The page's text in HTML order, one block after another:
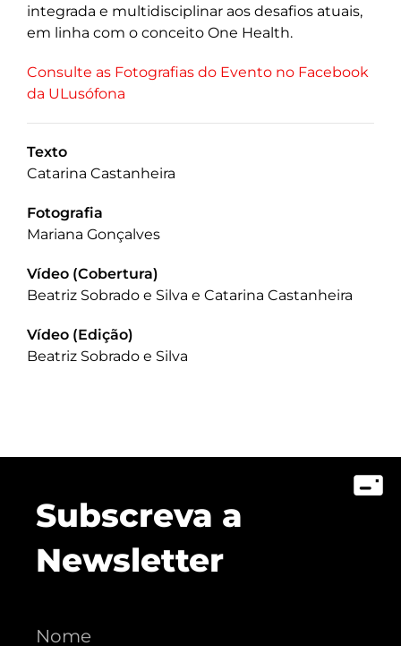
integrada e multidisciplinar aos desafios atuais,
em linha com o conceito One Health.
Consulte as Fotografias do Evento no Facebook
da ULusófona
Texto
Catarina Castanheira
Fotografia
Mariana Gonçalves
Vídeo (Cobertura)
Beatriz Sobrado e Silva e Catarina Castanheira
Vídeo (Edição)
Beatriz Sobrado e Silva
Subscreva a
Newsletter